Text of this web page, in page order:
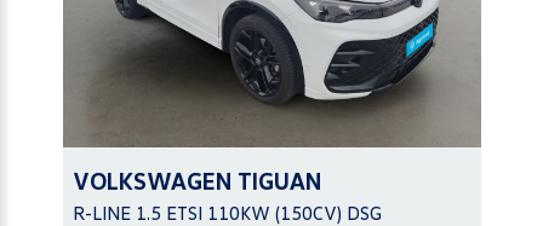
VOLKSWAGEN TIGUAN
R-LINE 1.5 ETSI 110KW (150CV) DSG